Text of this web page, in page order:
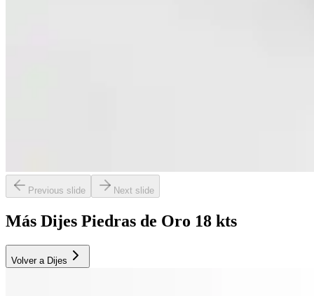
Previous slide Next slide
Más Dijes Piedras de Oro 18 kts
Volver a Dijes